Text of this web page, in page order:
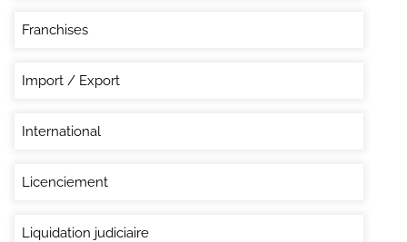
Franchises
Import / Export
International
Licenciement
Liquidation judiciaire